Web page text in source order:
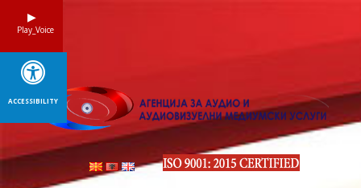
Play_Voice
ACCESSIBILITY